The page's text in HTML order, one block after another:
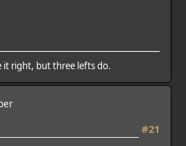
it right, but three lefts do.
#21